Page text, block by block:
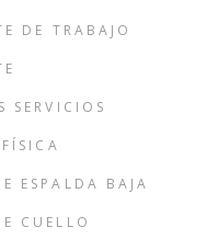
DE TRABAJO
SERVICIOS
ESPALDA BAJA
CUELLO